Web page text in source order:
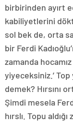
birbirinden ayırt
kabiliyetlerini
sol bek de, orta
bir Ferdi
zamanda
yiyeceksiniz.’ Top
demek? Hırsını
Şimdi mesela
hırslı. Topu